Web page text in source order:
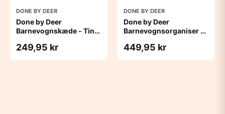
DONE BY DEER
Done by Deer
Barnevognskæde - Tiny
249,95 kr
DONE BY DEER
Done by Deer
Barnevognsorganiser -
449,95 kr